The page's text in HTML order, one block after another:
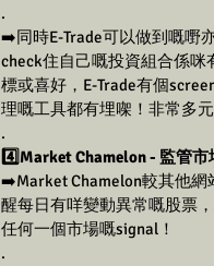
.
➡️同時E-Trade可以做到嘅嘢
check住自己嘅投資組合係
標或喜好，E-Trade有個
理嘅工具都有埋㗎！非常多
.
4️⃣Market Chamelon - 監管
➡️Market Chamelon較其他網
醒每日有咩變動異常嘅股票
任何一個市場嘅signal！
.